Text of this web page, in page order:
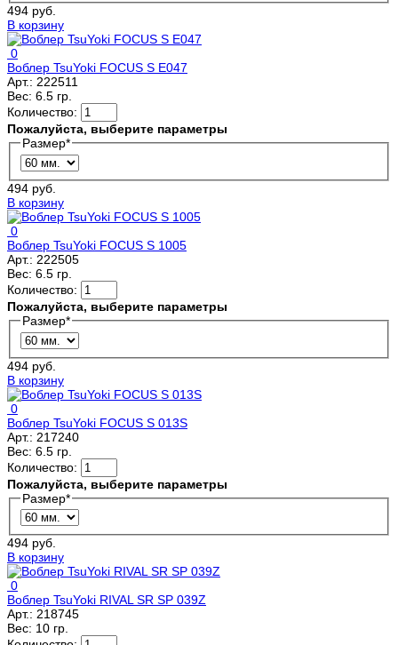
494 руб.
В корзину
0
Воблер TsuYoki FOCUS S E047
Арт.: 222511
Вес: 6.5 гр.
Количество:
Пожалуйста, выберите параметры
Размер*
494 руб.
В корзину
0
Воблер TsuYoki FOCUS S 1005
Арт.: 222505
Вес: 6.5 гр.
Количество:
Пожалуйста, выберите параметры
Размер*
494 руб.
В корзину
0
Воблер TsuYoki FOCUS S 013S
Арт.: 217240
Вес: 6.5 гр.
Количество:
Пожалуйста, выберите параметры
Размер*
494 руб.
В корзину
0
Воблер TsuYoki RIVAL SR SP 039Z
Арт.: 218745
Вес: 10 гр.